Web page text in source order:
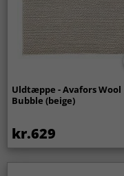
Uldtæppe - Avafors Wool
Bubble (beige)
kr.629